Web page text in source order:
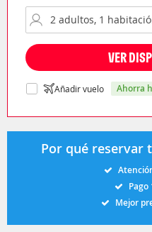
VER
Añadir vuelo ahorra
Por qué reservar
Pago
Mejor